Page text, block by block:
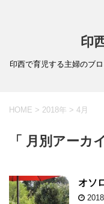
印
印西で育児する主婦のブ
HOME > 2018年 > 4月
「 月別アーカ
オソ